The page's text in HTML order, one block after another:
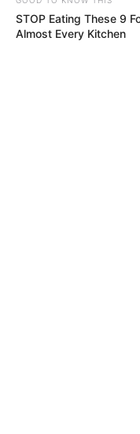
STOP Eating These 9
Almost Every Kitchen